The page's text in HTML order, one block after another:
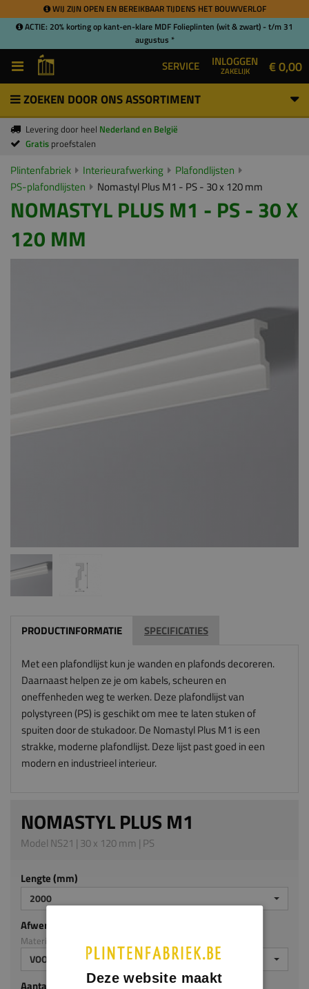
WIJ ZIJN OPEN EN BEREIKBAAR TIJDENS HET BOUWVERLOF
ACTIE: 20% korting op kant-en-klare MDF Folieplinten (wit & zwart) - t/m 31
augustus *
SERVICE INLOGGEN
ZAKELIJK € 0,00
ZOEKEN DOOR ONS ASSORTIMENT
Levering door heel Nederland en België
Gratis proefstalen
Plintenfabriek Interieurafwerking
Plafondlijsten
PS-plafondlijsten
Nomastyl Plus M1 - PS - 30 x 120 mm
NOMASTYL PLUS M1 - PS - 30 X
120 MM
PRODUCTINFORMATIE SPECIFICATIES
Met een plafondlijst kun je wanden en plafonds decoreren.
Daarnaast helpen ze je om kabels, scheuren en
oneffenheden weg te werken. Deze plafondlijst van
polystyreen (PS) is geschikt om mee te laten stuken of
spuiten door de stukadoor. De Nomastyl Plus M1 is een
strakke, moderne plafondlijst. Deze lijst past goed in een
modern en industrieel interieur.
NOMASTYL PLUS M1
Model NS21 | 30 x 120 mm | PS
Lengte (mm)
2000
Afwerking
Materiaal: PS
VOORGELAKT
Deze website maakt